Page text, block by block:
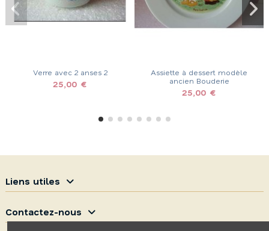
Verre avec 2 anses 2
25,00 €
Assiette à dessert modèle
ancien Bouderie
25,00 €
Liens utiles
Contactez-nous